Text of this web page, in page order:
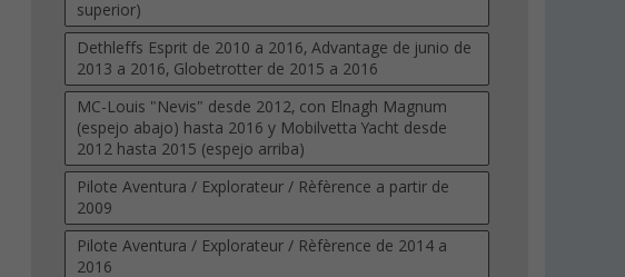
superior)
Dethleffs Esprit de 2010 a 2016, Advantage de junio de
2013 a 2016, Globetrotter de 2015 a 2016
MC-Louis "Nevis" desde 2012, con Elnagh Magnum
(espejo abajo) hasta 2016 y Mobilvetta Yacht desde
2012 hasta 2015 (espejo arriba)
Pilote Aventura / Explorateur / Rèfèrence a partir de
2009
Pilote Aventura / Explorateur / Rèfèrence de 2014 a
2016
Aislante térmico para
ventanas de caravanas 190 x
80 cm Hindermann
(99)
Funda de rueda de paso para
eje simple 63,5 x 18,5 cm
Reflex Hindermann(Más de 100)
16,99€
PVP 17,50 €
Cubierta de barra
9,